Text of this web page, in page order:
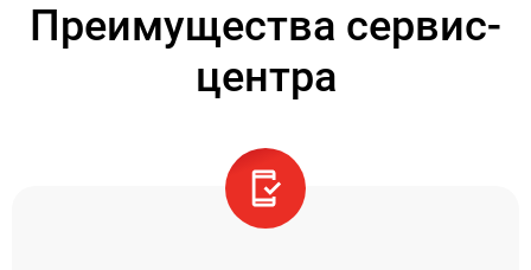
Преимущества сервис-
центра